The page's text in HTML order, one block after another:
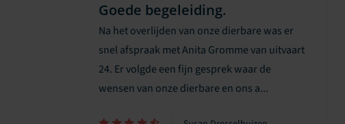
Goede begeleiding.
Na het overlijden van onze dierbare was er
snel afspraak met Anita Gromme van uitvaart
24. Er volgde een fijn gesprek waar de
wensen van onze dierbare en ons a...